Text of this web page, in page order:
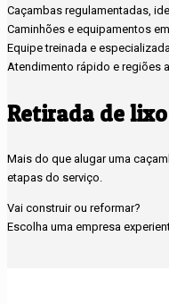
Caçambas regulamentadas,
Caminhões e equipamentos
Equipe treinada e
Atendimento rápido e regiões
Retirada de
Mais do que alugar uma
etapas do serviço.
Vai construir ou reformar?
Escolha uma empresa